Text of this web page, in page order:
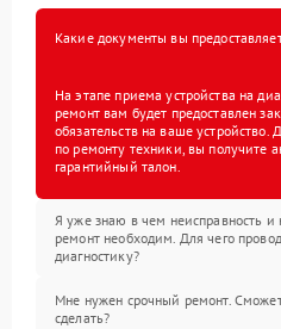
Какие документы вы
На этапе приема устройства на
ремонт вам будет предоставлен
обязательств на ваше устройство.
по ремонту техники, вы получите
гарантийный талон.
Я уже знаю в чем неисправность и
ремонт необходим. Для чего
диагностику?
Мне нужен срочный ремонт.
сделать?